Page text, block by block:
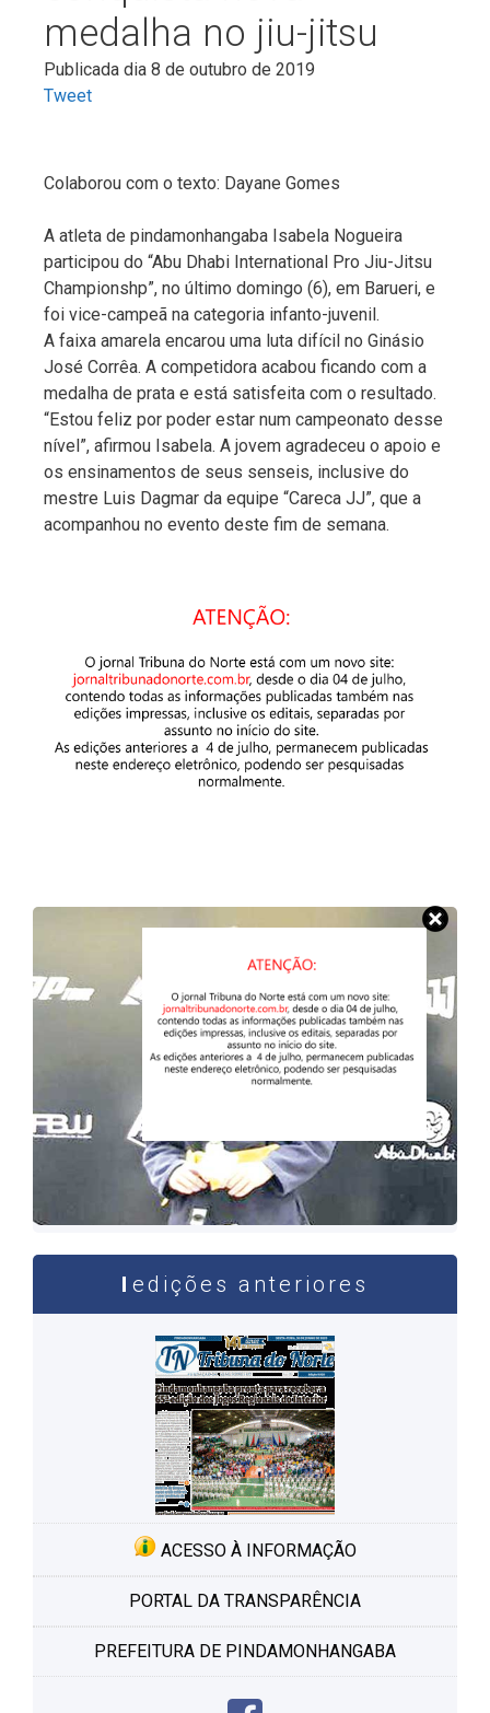
medalha no jiu-jitsu
Publicada dia 8 de outubro de 2019
Tweet
Colaborou com o texto: Dayane Gomes
A atleta de pindamonhangaba Isabela Nogueira
participou do “Abu Dhabi International Pro Jiu-Jitsu
Championshp”, no último domingo (6), em Barueri, e
foi vice-campeã na categoria infanto-juvenil.
A faixa amarela encarou uma luta difícil no Ginásio
José Corrêa. A competidora acabou ficando com a
medalha de prata e está satisfeita com o resultado.
“Estou feliz por poder estar num campeonato desse
nível”, afirmou Isabela. A jovem agradeceu o apoio e
os ensinamentos de seus senseis, inclusive do
mestre Luis Dagmar da equipe “Careca JJ”, que a
acompanhou no evento deste fim de semana.
edições anteriores
ACESSO À INFORMAÇÃO
PORTAL DA TRANSPARÊNCIA
PREFEITURA DE PINDAMONHANGABA